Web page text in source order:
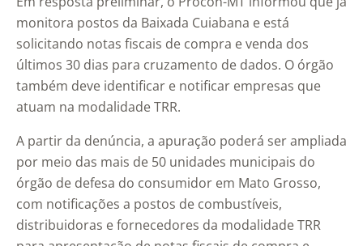
monitora postos da Baixada Cuiabana e está
solicitando notas fiscais de compra e venda dos
últimos 30 dias para cruzamento de dados. O órgão
também deve identificar e notificar empresas que
atuam na modalidade TRR.
A partir da denúncia, a apuração poderá ser ampliada
por meio das mais de 50 unidades municipais do
órgão de defesa do consumidor em Mato Grosso,
com notificações a postos de combustíveis,
distribuidoras e fornecedores da modalidade TRR